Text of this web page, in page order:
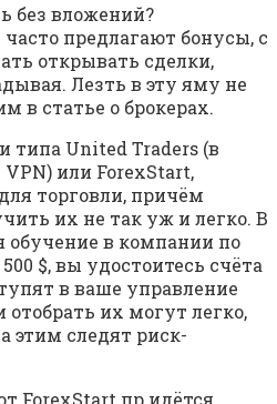
без вложений?
предлагают бонусы, с
открывать сделки,
Лезть в эту яму не
в статье о брокерах.
United Traders (в
VPN) или ForexStart,
торговли, причём
их не так уж и легко. В
обучение в компании по
$, вы удостоитесь счёта
в ваше управление
отобрать их могут легко,
этим следят риск-
ForexStart пр идётся